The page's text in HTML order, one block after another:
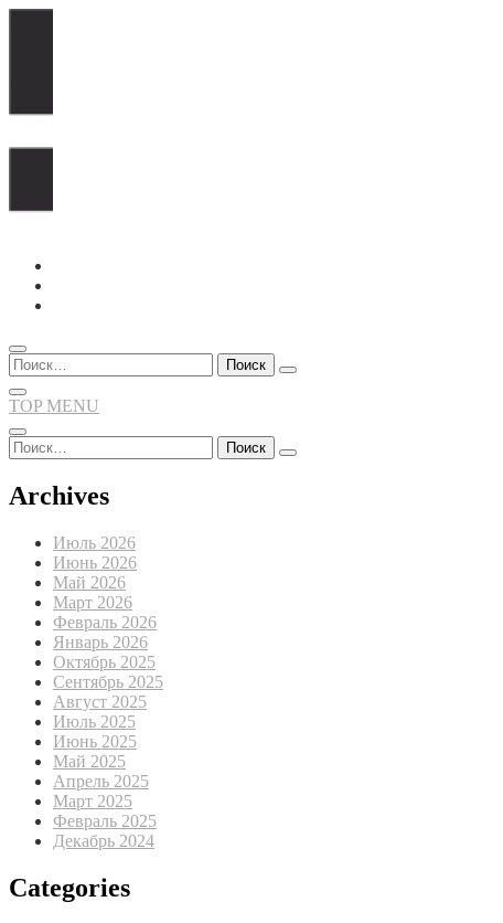
Перейти
содержимому
Найти:
TOP MENU
Найти:
Archives
Июль 2026
Июнь 2026
Май 2026
Март 2026
Февраль 2026
Январь 2026
Октябрь 2025
Сентябрь 2025
Август 2025
Июль 2025
Июнь 2025
Май 2025
Апрель 2025
Март 2025
Февраль 2025
Декабрь 2024
Categories